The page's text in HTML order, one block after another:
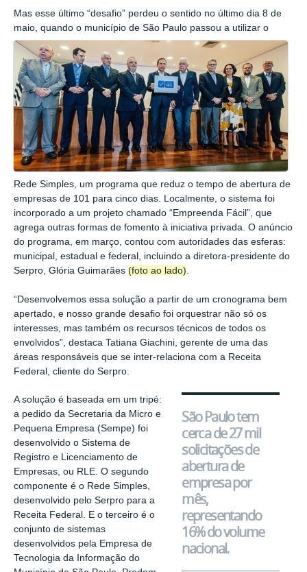
Mas esse último “desafio” perdeu o sentido no último dia 8 de
maio, quando o município de São Paulo passou a utilizar o
Rede Simples, um programa que reduz o tempo de abertura de
empresas de 101 para cinco dias. Localmente, o sistema foi
incorporado a um projeto chamado “Empreenda Fácil”, que
agrega outras formas de fomento à iniciativa privada. O anúncio
do programa, em março, contou com autoridades das esferas:
municipal, estadual e federal, incluindo a diretora-presidente do
Serpro, Glória Guimarães (foto ao lado).
“Desenvolvemos essa solução a partir de um cronograma bem
apertado, e nosso grande desafio foi orquestrar não só os
interesses, mas também os recursos técnicos de todos os
envolvidos”, destaca Tatiana Giachini, gerente de uma das
áreas responsáveis que se inter-relaciona com a Receita
Federal, cliente do Serpro.
São Paulo tem
cerca de 27 mil
solicitações de
abertura de
empresa por
mês,
representando
16% do volume
nacional.
A solução é baseada em um tripé:
a pedido da Secretaria da Micro e
Pequena Empresa (Sempe) foi
desenvolvido o Sistema de
Registro e Licenciamento de
Empresas, ou RLE. O segundo
componente é o Rede Simples,
desenvolvido pelo Serpro para a
Receita Federal. E o terceiro é o
conjunto de sistemas
desenvolvidos pela Empresa de
Tecnologia da Informação do